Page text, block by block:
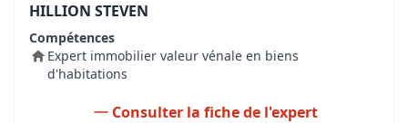
HILLION STEVEN
Compétences
Expert immobilier valeur vénale en biens
d'habitations
Consulter la fiche de l'expert